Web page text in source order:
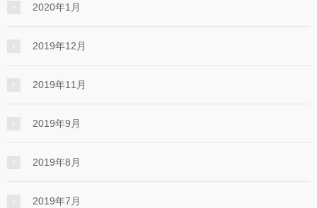
2020年1月
2019年12月
2019年11月
2019年9月
2019年8月
2019年7月